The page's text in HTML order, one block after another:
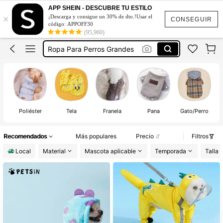
CONSEGUIR
×
APP SHEIN - DESCUBRE TU ESTILO
¡Descarga y consigue un 30% de dto.!Usar el
código: APPOFF30
(95,960)
Ropa Para Perros
Ropa Para Perros Pequeños
Ropa Para Perros Grandes
Dog Clothes
Ropa Para Perros
Poliéster Tela Franela Pana Gato/Perro
Recomendados Más populares Precio
Filtros
Local
Material Mascota aplicable Temporada Talla